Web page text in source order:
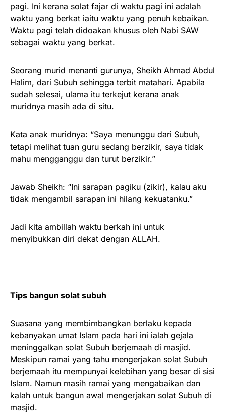
pagi. Ini kerana solat fajar di waktu pagi ini adalah
waktu yang berkat iaitu waktu yang penuh kebaikan.
Waktu pagi telah didoakan khusus oleh Nabi SAW
sebagai waktu yang berkat.
Seorang murid menanti gurunya, Sheikh Ahmad Abdul
Halim, dari Subuh sehingga terbit matahari. Apabila
sudah selesai, ulama itu terkejut kerana anak
muridnya masih ada di situ.
Kata anak muridnya: “Saya menunggu dari Subuh,
tetapi melihat tuan guru sedang berzikir, saya tidak
mahu mengganggu dan turut berzikir.”
Jawab Sheikh: “Ini sarapan pagiku (zikir), kalau aku
tidak mengambil sarapan ini hilang kekuatanku.”
Jadi kita ambillah waktu berkah ini untuk
menyibukkan diri dekat dengan ALLAH.
Tips bangun solat subuh
Suasana yang membimbangkan berlaku kepada
kebanyakan umat Islam pada hari ini ialah gejala
meninggalkan solat Subuh berjemaah di masjid.
Meskipun ramai yang tahu mengerjakan solat Subuh
berjemaah itu mempunyai kelebihan yang besar di sisi
Islam. Namun masih ramai yang mengabaikan dan
kalah untuk bangun awal mengerjakan solat Subuh di
masjid.